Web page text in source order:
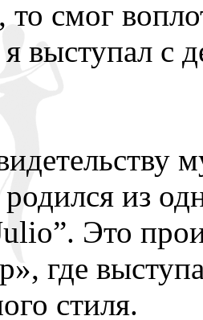
смог
выступал с
из
Это
где
стиля.